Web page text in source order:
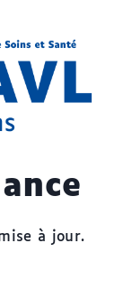
à jour.